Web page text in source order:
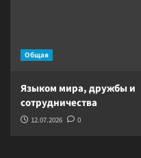
Общая
Языком мира, дружбы и
сотрудничества
12.07.2026 0